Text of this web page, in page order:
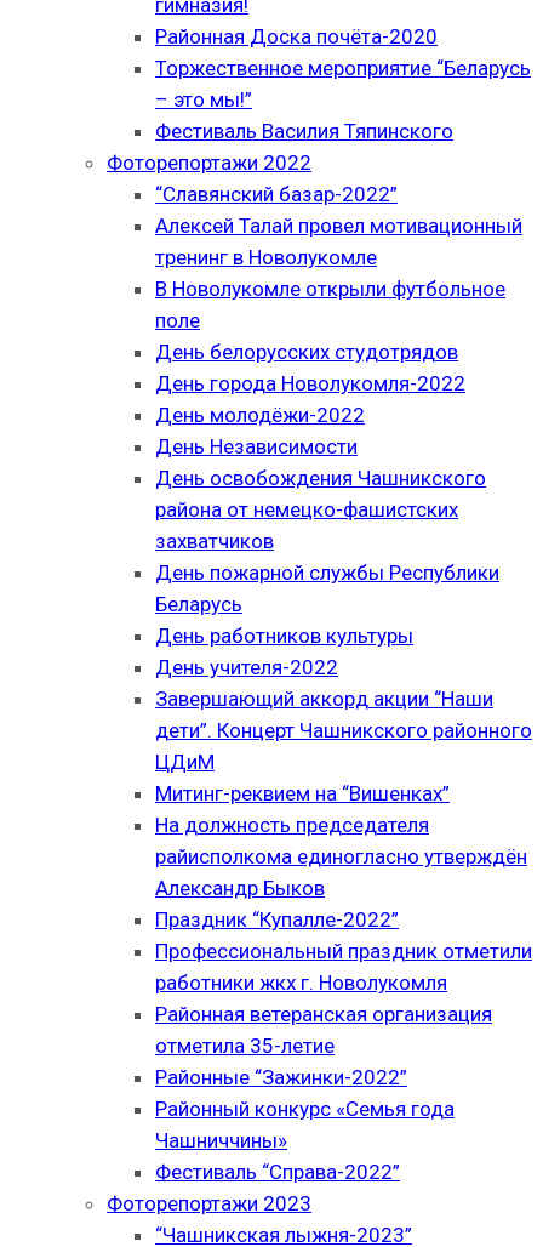
гимназия!
Районная Доска почёта-2020
Торжественное мероприятие “Беларусь
– это мы!”
Фестиваль Василия Тяпинского
Фоторепортажи 2022
“Славянский базар-2022”
Алексей Талай провел мотивационный
тренинг в Новолукомле
В Новолукомле открыли футбольное
поле
День белорусских студотрядов
День города Новолукомля-2022
День молодёжи-2022
День Независимости
День освобождения Чашникского
района от немецко-фашистских
захватчиков
День пожарной службы Республики
Беларусь
День работников культуры
День учителя-2022
Завершающий аккорд акции “Наши
дети”. Концерт Чашникского районного
ЦДиМ
Митинг-реквием на “Вишенках”
На должность председателя
райисполкома единогласно утверждён
Александр Быков
Праздник “Купалле-2022”
Профессиональный праздник отметили
работники жкх г. Новолукомля
Районная ветеранская организация
отметила 35-летие
Районные “Зажинки-2022”
Районный конкурс «Семья года
Чашниччины»
Фестиваль “Справа-2022”
Фоторепортажи 2023
“Чашникская лыжня-2023”